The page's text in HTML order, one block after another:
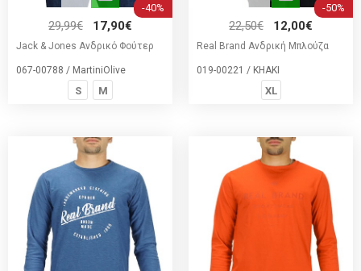
-40%
29,99€ 17,90€
Jack & Jones Ανδρικό Φούτερ
067-00788 / MartiniOlive
S M
-50%
22,50€ 12,00€
Real Brand Ανδρική Μπλούζα
019-00221 / KHAKI
XL